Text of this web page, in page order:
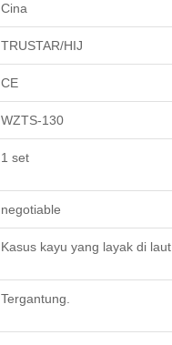
Cina
TRUSTAR/HIJ
CE
WZTS-130
1 set
negotiable
Kasus kayu yang layak di laut
Tergantung.